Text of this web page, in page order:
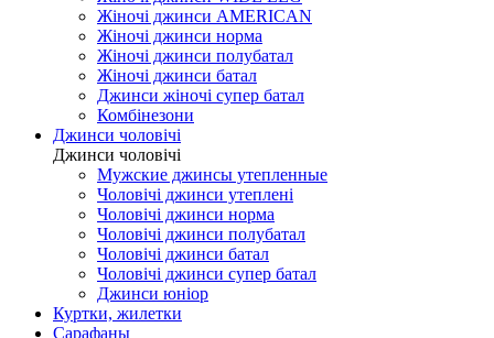
Жіночі джинси AMERICAN
Жіночі джинси норма
Жіночі джинси полубатал
Жіночі джинси батал
Джинси жіночі супер батал
Комбінезони
Джинси чоловічі
Джинси чоловічі
Мужские джинсы утепленные
Чоловічі джинси утеплені
Чоловічі джинси норма
Чоловічі джинси полубатал
Чоловічі джинси батал
Чоловічі джинси супер батал
Джинси юніор
Куртки, жилетки
Сарафаны